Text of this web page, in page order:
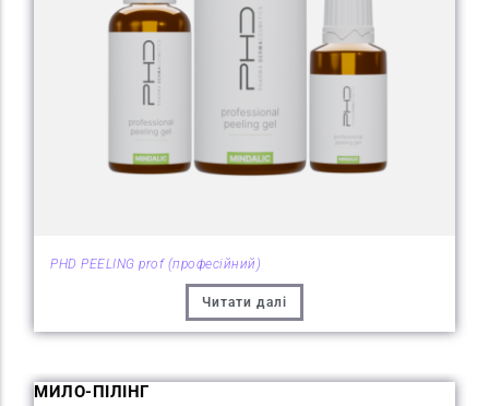
PHD PEELING prof (професійний)
Читати далі
МИЛО-ПІЛІНГ